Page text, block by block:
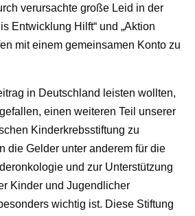
verursachte große Leid in der
Entwicklung Hilft“ und „Aktion
mit einem gemeinsamen Konto zu
in Deutschland leisten wollten,
einen weiteren Teil unserer
Kinderkrebsstiftung zu
die Gelder unter anderem für die
und zur Unterstützung
Kinder und Jugendlicher
wichtig ist. Diese Stiftung